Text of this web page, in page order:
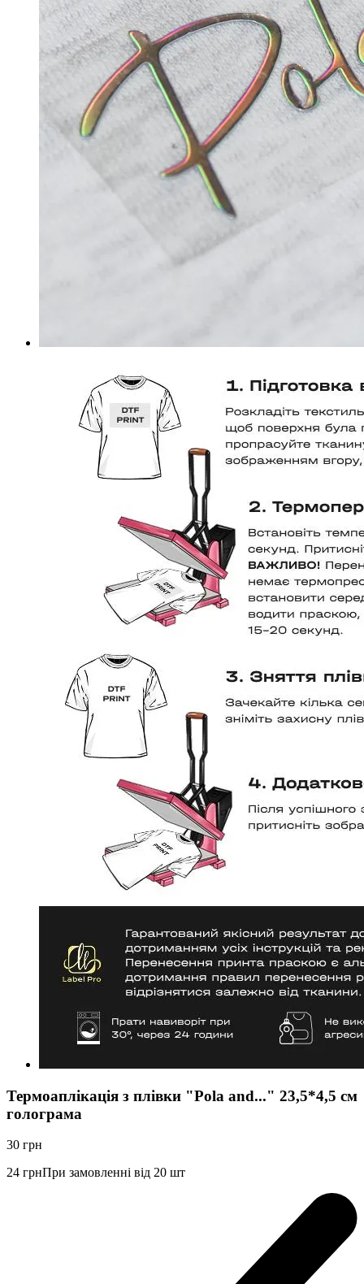
Термоаплікація з плівки "Pola and..." 23,5*4,5 см
голограма
30 грн
24 грнПри замовленні від 20 шт